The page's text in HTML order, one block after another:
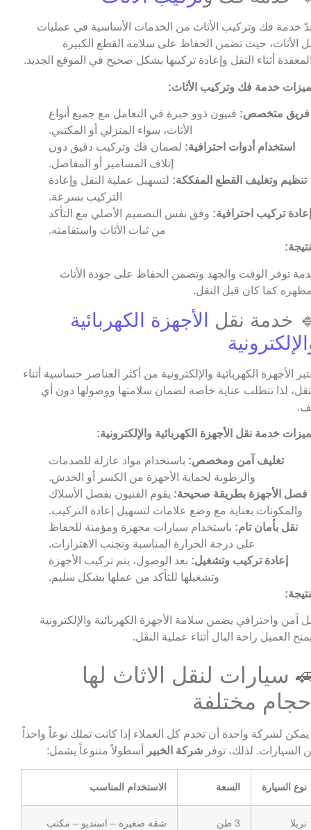
خدمة فك وتركيب الأثاث من الخدمات الأساسية في عمليات
الأثاث، حيث تضمن الحفاظ على سلامة القطع الكبيرة
أثناء النقل وإعادة تركيبها بشكل صحيح في الموقع الجديد.
خدمة فك وتركيب الأثاث:
فريق متخصص: فنيون ذوو خبرة في التعامل مع جميع أنواع
الأثاث، سواء المنزلي أو المكتبي.
استخدام أدوات احترافية: لضمان فك وتركيب دقيق دون
إتلاف المسامير أو المفاصل.
تنظيم وتغليف القطع المفككة: لتسهيل عملية النقل وإعادة
التركيب بسرعة.
إعادة تركيب احترافية: وفق نفس التصميم الأصلي مع التأكد
من ثبات الأثاث واستقامته.
توفر الوقت والجهد وتضمن الحفاظ على جودة الأثاث
كما كان قبل النقل.
خدمة نقل
الأجهزة الكهربائية
الأجهزة الكهربائية والإلكترونية من أكثر العناصر حساسية أثناء
لذا تتطلب عناية خاصة لضمان سلامتها ووصولها دون أي
خدمة نقل الأجهزة الكهربائية والإلكترونية:
تغليف آمن ومخصص: باستخدام مواد عازلة للصدمات
والرطوبة لحماية الأجهزة من الكسر أو الخدش.
فصل الأجهزة بطريقة صحيحة: يقوم الفنيون بفصل الأسلاك
والمكونات بعناية مع وضع علامات لتسهيل إعادة التركيب.
نقل بأمان تام: باستخدام سيارات مجهزة ومؤمنة للحفاظ
على درجة الحرارة المناسبة وتجنب الاهتزازات.
إعادة تركيب وتشغيل: بعد الوصول، يتم تركيب الأجهزة
وتشغيلها للتأكد من عملها بشكل سليم.
آمن واحترافي يضمن سلامة الأجهزة الكهربائية والإلكترونية
العميل راحة البال أثناء عملية النقل.
سيارات لنقل الاثاث لها
مختلفة
يمكن لشركة واحدة أن تخدم كل العملاء إذا كانت تملك نوعاً واحداً
السيارات. لذلك، توفر شركة الخبير أسطولاً متنوعاً يشمل:
نوع السيارة السعة الاستخدام المناسب
تريلا
3 طن
شقة صغيرة – استديو – مكتب